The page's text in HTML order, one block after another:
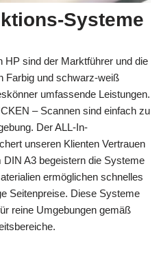
Systeme
HP sind der Marktführer und die
Farbig und schwarz-weiß
umfassende Leistungen.
– Scannen sind einfach zu
Der ALL-In-
unseren Klienten Vertrauen
A3 begeistern die Systeme
ermöglichen schnelles
Seitenpreise. Diese Systeme
reine Umgebungen gemäß